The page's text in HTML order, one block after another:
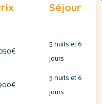
Séjour
5 nuits et 6
jours
5 nuits et 6
jours